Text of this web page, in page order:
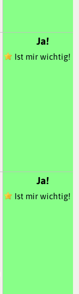
Ja!
Ist mir wichtig!
Ja!
Ist mir wichtig!